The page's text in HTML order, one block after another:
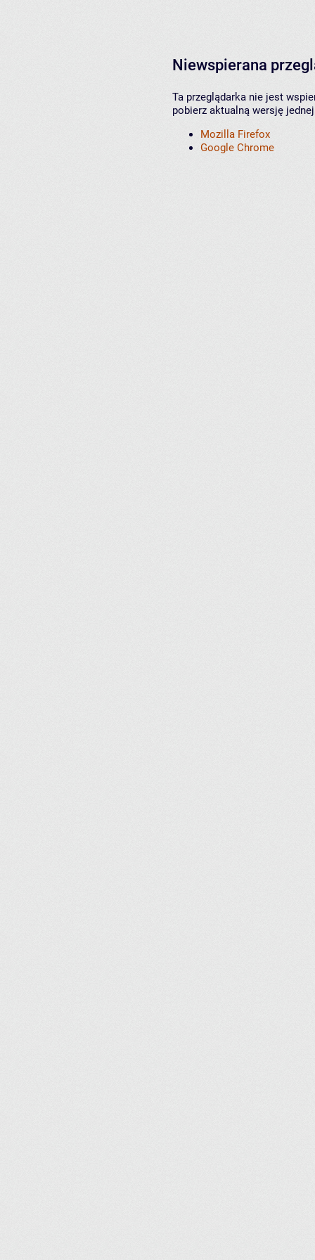
Niewspierana
Ta przeglądarka nie jest
pobierz aktualną wersję
Mozilla Firefox
Google Chrome